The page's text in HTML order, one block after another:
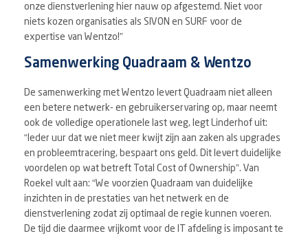
onze dienstverlening hier nauw op afgestemd. Niet voor
niets kozen organisaties als SIVON en SURF voor de
expertise van Wentzo!”
Samenwerking Quadraam & Wentzo
De samenwerking met Wentzo levert Quadraam niet alleen
een betere netwerk- en gebruikerservaring op, maar neemt
ook de volledige operationele last weg, legt Linderhof uit:
“Ieder uur dat we niet meer kwijt zijn aan zaken als upgrades
en probleemtracering, bespaart ons geld. Dit levert duidelijke
voordelen op wat betreft Total Cost of Ownership”. Van
Roekel vult aan: “We voorzien Quadraam van duidelijke
inzichten in de prestaties van het netwerk en de
dienstverlening zodat zij optimaal de regie kunnen voeren.
De tijd die daarmee vrijkomt voor de IT afdeling is imposant te